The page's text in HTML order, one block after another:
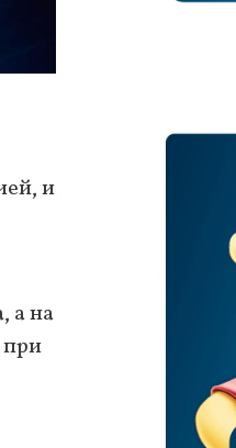
и
а на